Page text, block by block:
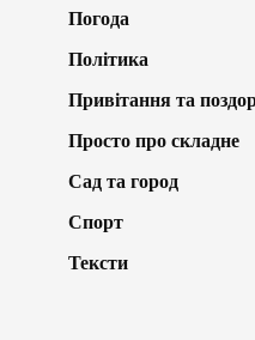
Погода
Політика
Привітання та
Просто про складне
Сад та город
Спорт
Тексти